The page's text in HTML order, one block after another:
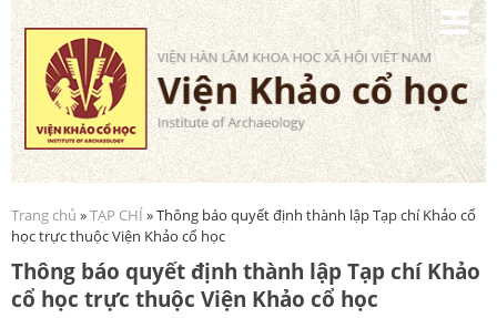
Nhảy
đến
nội
dung
Bạn đang ở đây
Trang chủ »TẠP CHÍ» Thông báo quyết định thành lập Tạp chí Khảo cổ
học trực thuộc Viện Khảo cổ học
Thông báo quyết định thành lập Tạp chí Khảo
cổ học trực thuộc Viện Khảo cổ học